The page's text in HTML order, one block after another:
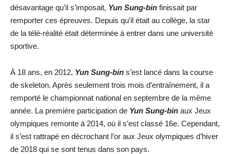
désavantage qu’il s’imposait, Yun Sung-bin finissait par
remporter ces épreuves. Depuis qu’il était au collège, la star
de la télé-réalité était déterminée à entrer dans une université
sportive.
À 18 ans, en 2012, Yun Sung-bin s’est lancé dans la course
de skeleton. Après seulement trois mois d’entraînement, il a
remporté le championnat national en septembre de la même
année. La première participation de Yun Sung-bin aux Jeux
olympiques remonte à 2014, où il s’est classé 16e. Cependant,
il s’est rattrapé en décrochant l’or aux Jeux olympiques d’hiver
de 2018 qui se sont tenus dans son pays.